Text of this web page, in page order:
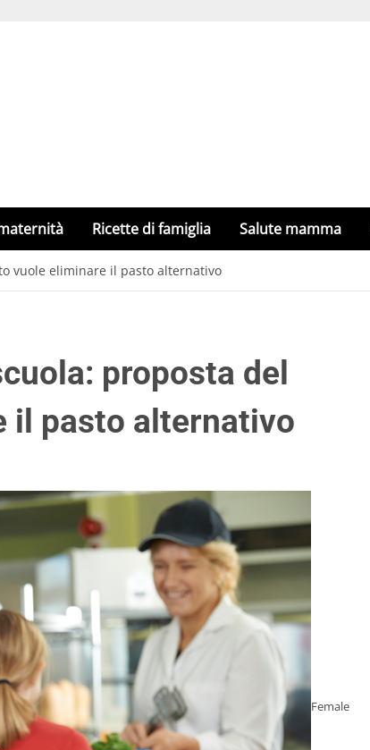
Ricette di famiglia Salute mamma
vuole eliminare il pasto alternativo
proposta del
il pasto alternativo
Female